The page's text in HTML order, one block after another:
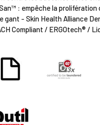
: empêche la prolifération
gant - Skin Health Alliance
Compliant / ERGOtech® /